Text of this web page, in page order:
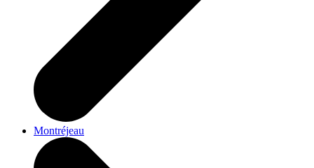
Montréjeau